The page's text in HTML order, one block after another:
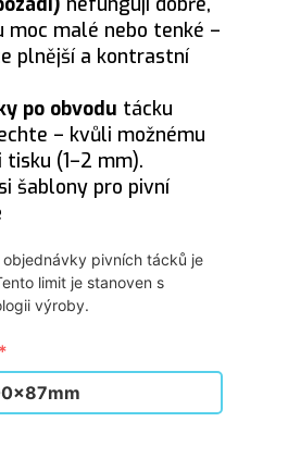
moc malé nebo tenké –
plnější a kontrastní
po obvodu tácku
– kvůli možnému
tisku (1–2 mm).
šablony pro pivní
limit je stanoven s
výroby.